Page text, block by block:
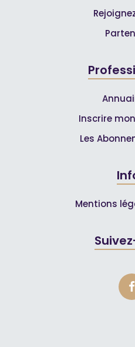
Inscrire
Les
Mentions